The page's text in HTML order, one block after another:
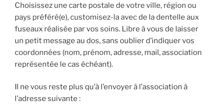
Choisissez une carte postale de votre ville, région ou
pays préféré(e), customisez-la avec de la dentelle aux
fuseaux réalisée par vos soins. Libre à vous de laisser
un petit message au dos, sans oublier d’indiquer vos
coordonnées (nom, prénom, adresse, mail, association
représentée le cas échéant).
Il ne vous reste plus qu’à l’envoyer à l’association à
l’adresse suivante :